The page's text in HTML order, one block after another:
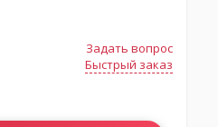
Задать вопрос
Быстрый заказ